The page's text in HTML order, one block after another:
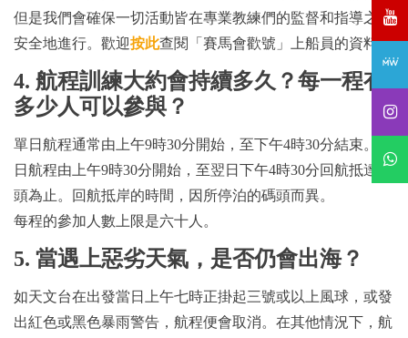
但是我們會確保一切活動皆在專業教練們的監督和指導之下
安全地進行。歡迎按此查閱「賽馬會歡號」上船員的資料。
4. 航程訓練大約會持續多久？每一程有
多少人可以參與？
單日航程通常由上午9時30分開始，至下午4時30分結束。兩
日航程由上午9時30分開始，至翌日下午4時30分回航抵達碼
頭為止。回航抵岸的時間，因所停泊的碼頭而異。
每程的參加人數上限是六十人。
5. 當遇上惡劣天氣，是否仍會出海？
如天文台在出發當日上午七時正掛起三號或以上風球，或發
出紅色或黑色暴雨警告，航程便會取消。在其他情況下，航